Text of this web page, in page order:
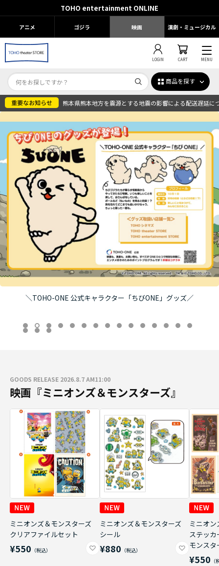
TOHO entertainment ONLINE
アニメ ゴジラ 映画 演劇・ミュージカル
LOGIN CART MENU
商品を探す
熊本県熊本地方を震源とする地震の影響による配送遅延に
＼TOHO-ONE 公式キャラクター「ちびONE」グッズ／
GOODS RELEASE 2026.8.7 AM11:00
映画『ミニオンズ＆モンスターズ』
ミニオンズ＆モンスターズ
クリアファイルセット
¥550
ミニオンズ＆モンスターズ
シール
¥880
ミニオ
ステッ
モンスタ
¥550